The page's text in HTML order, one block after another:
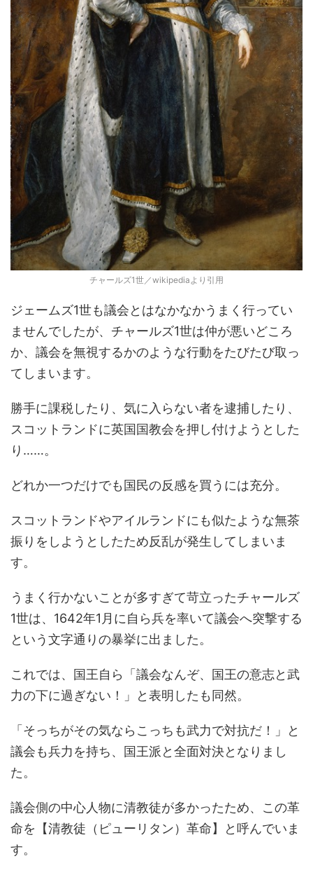
チャールズ1世／wikipediaより引用
ジェームズ1世も議会とはなかなかうまく行ってい
ませんでしたが、チャールズ1世は仲が悪いどころ
か、議会を無視するかのような行動をたびたび取っ
てしまいます。
勝手に課税したり、気に入らない者を逮捕したり、
スコットランドに英国国教会を押し付けようとした
り……。
どれか一つだけでも国民の反感を買うには充分。
スコットランドやアイルランドにも似たような無茶
振りをしようとしたため反乱が発生してしまいま
す。
うまく行かないことが多すぎて苛立ったチャールズ
1世は、1642年1月に自ら兵を率いて議会へ突撃する
という文字通りの暴挙に出ました。
これでは、国王自ら「議会なんぞ、国王の意志と武
力の下に過ぎない！」と表明したも同然。
「そっちがその気ならこっちも武力で対抗だ！」と
議会も兵力を持ち、国王派と全面対決となりまし
た。
議会側の中心人物に清教徒が多かったため、この革
命を【清教徒（ピューリタン）革命】と呼んでいま
す。